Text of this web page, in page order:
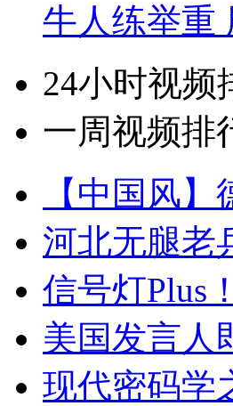
牛人练举重
24小时视频
一周视频排
【中国风
河北无腿老
信号灯Plus
美国发言人
现代密码